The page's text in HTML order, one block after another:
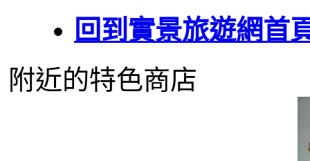
回到實景旅遊網首
附近的特色商店